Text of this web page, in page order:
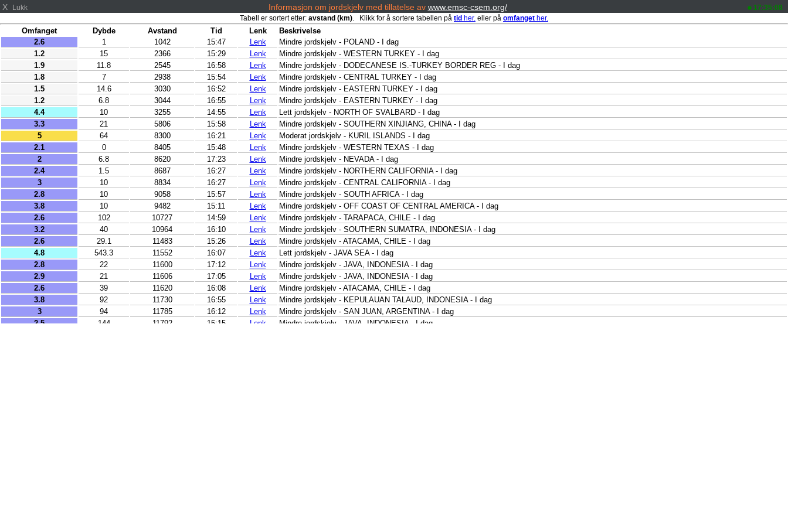
X Lukk Informasjon om jordskjelv med tillatelse av www.emsc-csem.org/ 17:35:08
Tabell er sortert etter: avstand (km). Klikk for å sortere tabellen på tid her. eller på omfanget her.
Omfanget Dybde Avstand Tid Lenk
Beskrivelse
2.6
1 1042 15:47 Lenk
Mindre jordskjelv - POLAND - I dag
1.2
15 2366 15:29 Lenk
Mindre jordskjelv - WESTERN TURKEY - I dag
1.9
11.8 2545 16:58 Lenk
Mindre jordskjelv - DODECANESE IS.-TURKEY BORDER REG - I dag
1.8
7 2938 15:54 Lenk
Mindre jordskjelv - CENTRAL TURKEY - I dag
1.5
14.6 3030 16:52 Lenk
Mindre jordskjelv - EASTERN TURKEY - I dag
1.2
6.8 3044 16:55 Lenk
Mindre jordskjelv - EASTERN TURKEY - I dag
4.4
10 3255 14:55 Lenk
Lett jordskjelv - NORTH OF SVALBARD - I dag
3.3
21 5806 15:58 Lenk
Mindre jordskjelv - SOUTHERN XINJIANG, CHINA - I dag
5
64 8300 16:21 Lenk
Moderat jordskjelv - KURIL ISLANDS - I dag
2.1
0 8405 15:48 Lenk
Mindre jordskjelv - WESTERN TEXAS - I dag
2
6.8 8620 17:23 Lenk
Mindre jordskjelv - NEVADA - I dag
2.4
1.5 8687 16:27 Lenk
Mindre jordskjelv - NORTHERN CALIFORNIA - I dag
3
10 8834 16:27 Lenk
Mindre jordskjelv - CENTRAL CALIFORNIA - I dag
2.8
10 9058 15:57 Lenk
Mindre jordskjelv - SOUTH AFRICA - I dag
3.8
10 9482 15:11 Lenk
Mindre jordskjelv - OFF COAST OF CENTRAL AMERICA - I dag
2.6
102 10727 14:59 Lenk
Mindre jordskjelv - TARAPACA, CHILE - I dag
3.2
40 10964 16:10 Lenk
Mindre jordskjelv - SOUTHERN SUMATRA, INDONESIA - I dag
2.6
29.1 11483 15:26 Lenk
Mindre jordskjelv - ATACAMA, CHILE - I dag
4.8
543.3 11552 16:07 Lenk
Lett jordskjelv - JAVA SEA - I dag
2.8
22 11600 17:12 Lenk
Mindre jordskjelv - JAVA, INDONESIA - I dag
2.9
21 11606 17:05 Lenk
Mindre jordskjelv - JAVA, INDONESIA - I dag
2.6
39 11620 16:08 Lenk
Mindre jordskjelv - ATACAMA, CHILE - I dag
3.8
92 11730 16:55 Lenk
Mindre jordskjelv - KEPULAUAN TALAUD, INDONESIA - I dag
3
94 11785 16:12 Lenk
Mindre jordskjelv - SAN JUAN, ARGENTINA - I dag
2.5
144 11792 15:15 Lenk
Mindre jordskjelv - JAVA, INDONESIA - I dag